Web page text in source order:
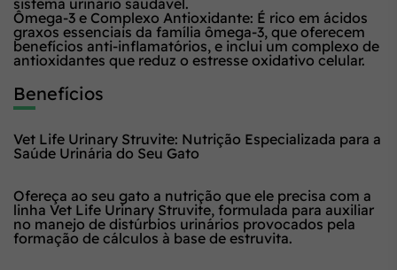
Ômega-3 e Complexo Antioxidante: É rico em ácidos
graxos essenciais da família ômega-3, que oferecem
benefícios anti-inflamatórios, e inclui um complexo de
antioxidantes que reduz o estresse oxidativo celular.
Benefícios
Vet Life Urinary Struvite: Nutrição Especializada para a
Saúde Urinária do Seu Gato
Ofereça ao seu gato a nutrição que ele precisa com a
linha Vet Life Urinary Struvite, formulada para auxiliar
no manejo de distúrbios urinários provocados pela
formação de cálculos à base de estruvita.